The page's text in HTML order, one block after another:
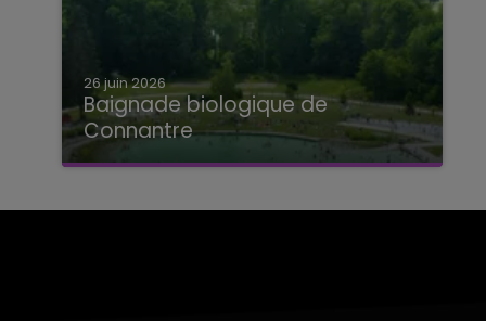
26 juin 2026
Baignade biologique de
Connantre
Baignade biologique de Connantre